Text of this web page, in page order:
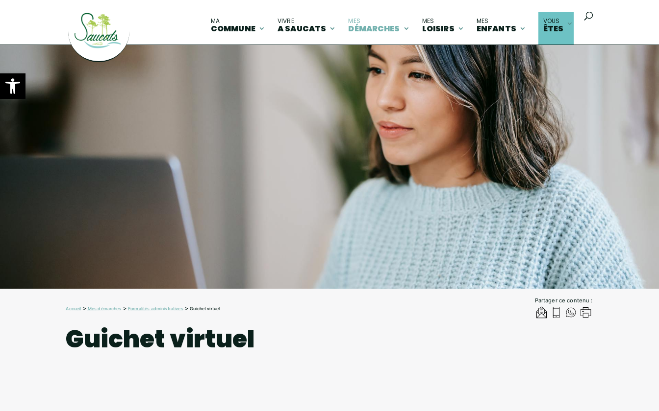
Ouvrir la barre d’outils
MA
COMMUNE
VIVRE
A SAUCATS
MES
DÉMARCHES
MES
LOISIRS
MES
ENFANTS
VOUS
ÊTES
Partager ce contenu :
Accueil > Mes démarches >Formalités administratives>Guichet virtuel
Guichet virtuel